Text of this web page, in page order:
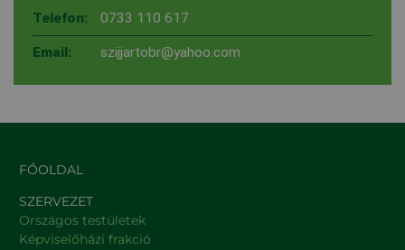
Telefon: 0733 110 617
Email: szijjartobr@yahoo.com
FŐOLDAL
SZERVEZET
Országos testületek
Képviselőházi frakció